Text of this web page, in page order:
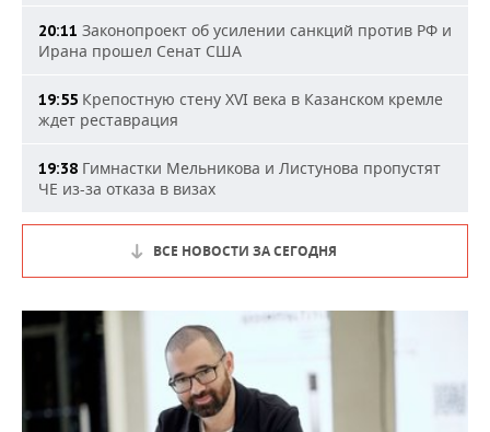
20:11 Законопроект об усилении санкций против РФ и
Ирана прошел Сенат США
19:55 Крепостную стену XVI века в Казанском кремле
ждет реставрация
19:38 Гимнастки Мельникова и Листунова пропустят
ЧЕ из-за отказа в визах
ВСЕ НОВОСТИ ЗА СЕГОДНЯ